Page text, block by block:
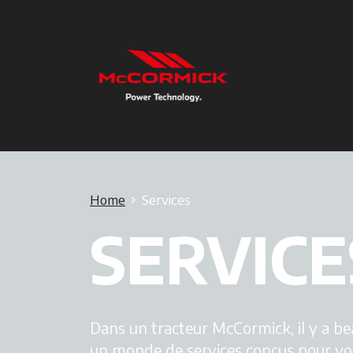
Home Services
Dans un tracteur McCormick, il y a